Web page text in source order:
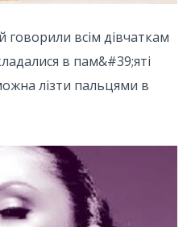
говорили всім дівчаткам
в пам&#39;яті
лізти пальцями в